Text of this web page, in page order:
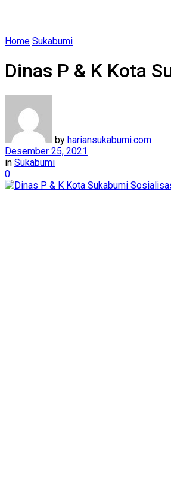
Home Sukabumi
Dinas P & K Kota
by hariansukabumi.com
Desember 25, 2021
in Sukabumi
0